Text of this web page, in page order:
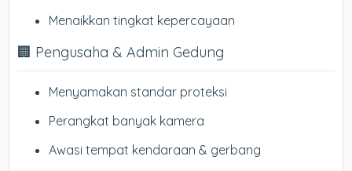
Menaikkan tingkat kepercayaan
🏢 Pengusaha & Admin Gedung
Menyamakan standar proteksi
Perangkat banyak kamera
Awasi tempat kendaraan & gerbang